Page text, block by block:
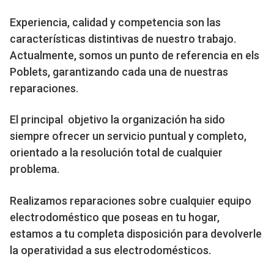
Experiencia, calidad y competencia son las
características distintivas de nuestro trabajo.
Actualmente, somos un punto de referencia en els
Poblets, garantizando cada una de nuestras
reparaciones.
El principal objetivo la organización ha sido
siempre ofrecer un servicio puntual y completo,
orientado a la resolución total de cualquier
problema.
Realizamos reparaciones sobre cualquier equipo
electrodoméstico que poseas en tu hogar,
estamos a tu completa disposición para devolverle
la operatividad a sus electrodomésticos.